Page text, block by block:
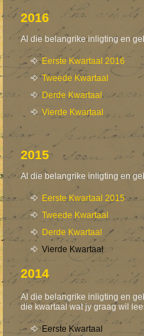
2016
Al die belangrike inligting en
Eerste Kwartaal 2016
Tweede Kwartaal
Derde Kwartaal
Vierde Kwartaal
2015
Al die belangrike inligting en
Eerste Kwartaal 2015
Tweede Kwartaal
Derde Kwartaal
Vierde Kwartaal
2014
Al die belangrike inligting en
die kwartaal wat jy graag wil
Eerste Kwartaal